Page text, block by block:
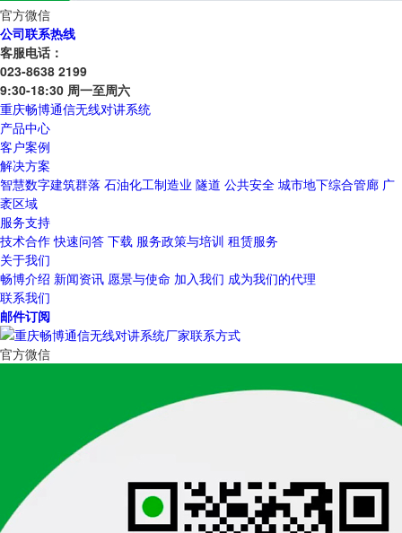
官方微信
公司联系热线
客服电话：
023-8638 2199
9:30-18:30 周一至周六
重庆畅博通信无线对讲系统
产品中心
客户案例
解决方案
智慧数字建筑群落 石油化工制造业 隧道 公共安全 城市地下综合管廊 广
袤区域
服务支持
技术合作 快速问答 下载 服务政策与培训 租赁服务
关于我们
畅博介绍 新闻资讯 愿景与使命 加入我们 成为我们的代理
联系我们
邮件订阅
官方微信